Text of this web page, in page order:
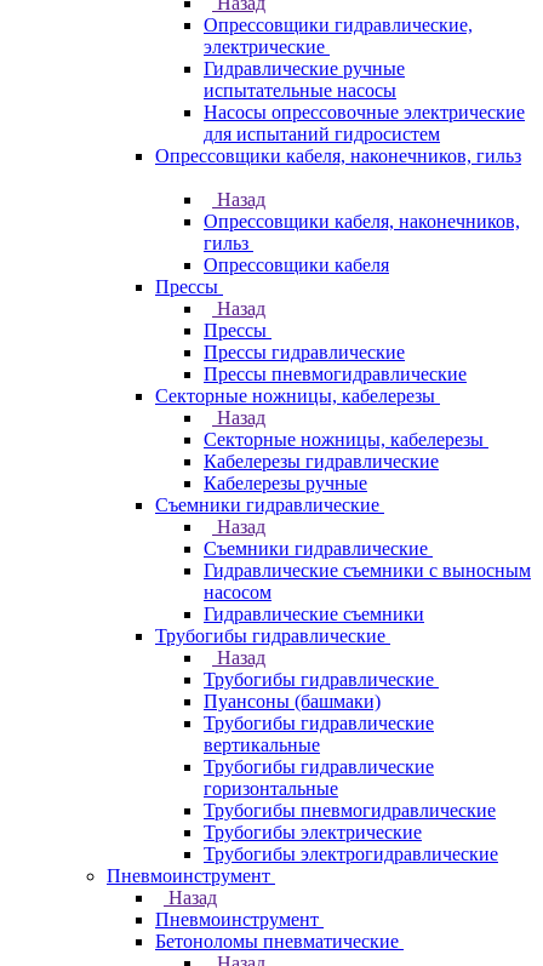
Опрессовщики гидравлические,
электрические
Гидравлические ручные
испытательные насосы
Насосы опрессовочные электрические
для испытаний гидросистем
Опрессовщики кабеля, наконечников, гильз
Назад
Опрессовщики кабеля, наконечников,
гильз
Опрессовщики кабеля
Прессы
Назад
Прессы
Прессы гидравлические
Прессы пневмогидравлические
Секторные ножницы, кабелерезы
Назад
Секторные ножницы, кабелерезы
Кабелерезы гидравлические
Кабелерезы ручные
Съемники гидравлические
Назад
Съемники гидравлические
Гидравлические cъемники с выносным
насосом
Гидравлические съемники
Трубогибы гидравлические
Назад
Трубогибы гидравлические
Пуансоны (башмаки)
Трубогибы гидравлические
вертикальные
Трубогибы гидравлические
горизонтальные
Трубогибы пневмогидравлические
Трубогибы электрические
Трубогибы электрогидравлические
Пневмоинструмент
Назад
Пневмоинструмент
Бетоноломы пневматические